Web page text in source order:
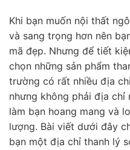
Khi bạn muốn nội thất
và sang trọng hơn nên
mã đẹp. Nhưng để tiết
chọn những sản phẩm
trường có rất nhiều địa
nhưng không phải địa
làm bạn hoang mang và
lượng. Bài viết dưới đây
bạn một địa chỉ thanh lý